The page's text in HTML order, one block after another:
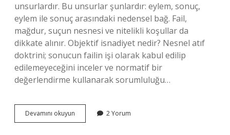
unsurlardır. Bu unsurlar şunlardır: eylem, sonuç,
eylem ile sonuç arasındaki nedensel bağ. Fail,
mağdur, suçun nesnesi ve nitelikli koşullar da
dikkate alınır. Objektif isnadiyet nedir? Nesnel atıf
doktrini; sonucun failin işi olarak kabul edilip
edilemeyeceğini inceler ve normatif bir
değerlendirme kullanarak sorumluluğu…
Devamını okuyun Objektif
Cezalandırılabilirlik
2 Yorum